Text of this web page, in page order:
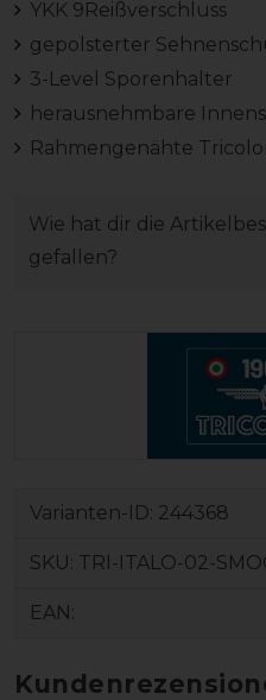
YKK 9Reißverschluss
gepolsterter
3-Level Sporenhalter
herausnehmbare
Rahmengenähte
Wie hat dir die
gefallen?
Varianten-ID: 244368
SKU: TRI-ITALO-02-
EAN: